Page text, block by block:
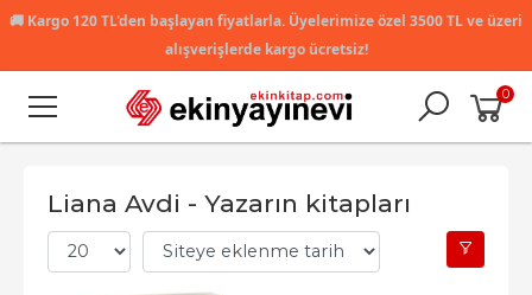
🚚 Kargo 120 TL'den başlayan fiyatlarla. Üyelerimize özel 3500 TL ve üzeri
alışverişlerde kargo ücretsiz!
0
Liana Avdi - Yazarın kitapları